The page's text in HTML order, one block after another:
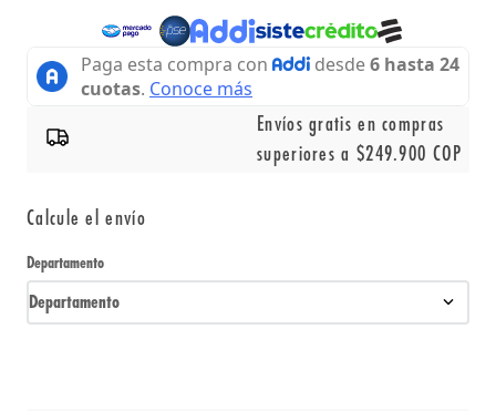
Envíos gratis en compras
superiores a $249.900 COP
Calcule el envío
Departamento
Departamento